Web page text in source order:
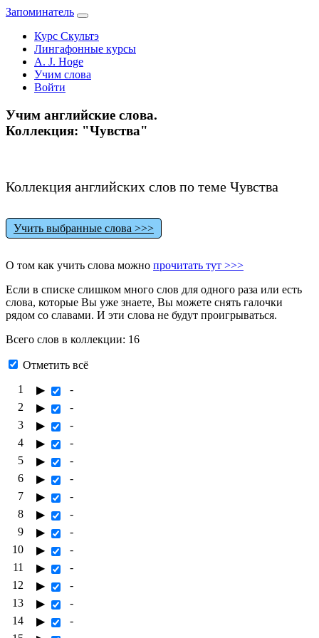
Запоминатель
Курс Скультэ
Лингафонные курсы
A. J. Hoge
Учим слова
Войти
Учим английские слова.
Коллекция: "Чувства"
Коллекция английских слов по теме Чувства
Учить выбранные слова >>>
О том как учить слова можно прочитать тут >>>
Если в списке слишком много слов для одного раза или есть
слова, которые Вы уже знаете, Вы можете снять галочки
рядом со славами. И эти слова не будут проигрываться.
Всего слов в коллекции: 16
Отметить всё
1
▶
-
2
▶
-
3
▶
-
4
▶
-
5
▶
-
6
▶
-
7
▶
-
8
▶
-
9
▶
-
10
▶
-
11
▶
-
12
▶
-
13
▶
-
14
▶
-